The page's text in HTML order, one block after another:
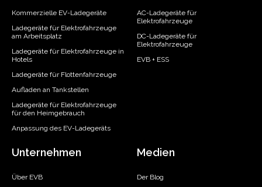
Kommerzielle EV-Ladegeräte
Ladegeräte für Elektrofahrzeuge
am Arbeitsplatz
Ladegeräte für Elektrofahrzeuge in
Hotels
Ladegeräte für Flottenfahrzeuge
Aufladen an Tankstellen
Ladegeräte für Elektrofahrzeuge
für den Heimgebrauch
Anpassung des EV-Ladegeräts
AC-Ladegeräte für
Elektrofahrzeuge
DC-Ladegeräte für
Elektrofahrzeuge
EVB + ESS
Unternehmen
Über EVB
Medien
Der Blog